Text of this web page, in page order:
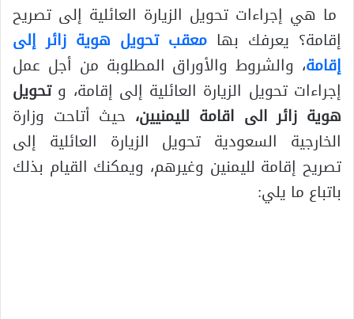
ما هي إجراءات تحويل الزيارة العائلية إلى تصريح
إقامة؟ يعرفك بها معقب تحويل هوية زائر إلى
إقامة، والشروط والأوراق المطلوبة من أجل عمل
إجراءات تحويل الزيارة العائلية إلى إقامة، و تحويل
هوية زائر الى اقامة لليمنيين، حيث أتاحت وزارة
الخارجية السعودية تحويل الزيارة العائلية إلى
تصريح إقامة لليمنين وغيرهم، ويمكنك القيام بذلك
باتباع ما يلي: